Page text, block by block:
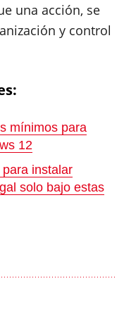
una acción, se
y control
mínimos para
12
instalar
solo bajo estas